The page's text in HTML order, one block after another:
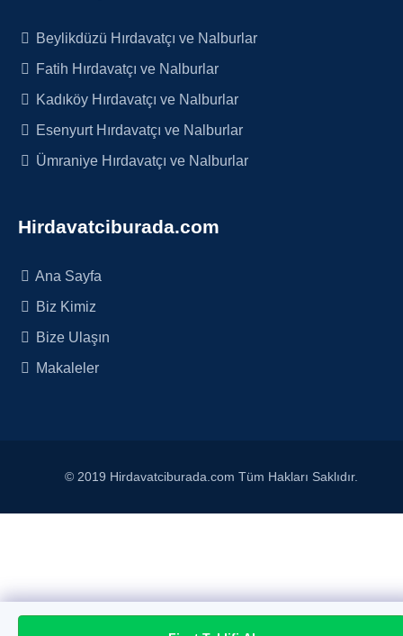
Beylikdüzü Hırdavatçı ve Nalburlar
Fatih Hırdavatçı ve Nalburlar
Kadıköy Hırdavatçı ve Nalburlar
Esenyurt Hırdavatçı ve Nalburlar
Ümraniye Hırdavatçı ve Nalburlar
Hirdavatciburada.com
Ana Sayfa
Biz Kimiz
Bize Ulaşın
Makaleler
© 2019 Hirdavatciburada.com Tüm Hakları Saklıdır.